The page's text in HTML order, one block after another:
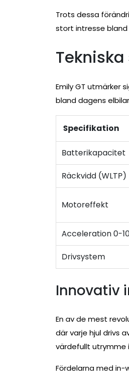
Trots dessa
stort intresse bland
Emily GT utmärker
bland dagens
Specifikation
Batterikapacitet
Räckvidd (WLTP)
Motoreffekt
Acceleration 0-
Drivsystem
Innovativ
En av de mest
där varje hjul drivs
värdefullt utrymme
Fördelarna med in-